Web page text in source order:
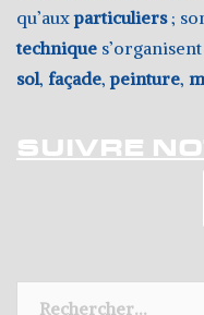
qu’auxparticuliers;
technique
sol, façade,peinture,
SUIVRE